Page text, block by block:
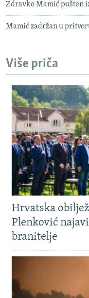
Zdravko Mamić pušten
Mamić zadržan u
Više priča
Hrvatska
Plenković
branitelje